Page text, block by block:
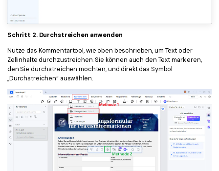
Schritt 2. Durchstreichen anwenden
Nutze das Kommentartool, wie oben beschrieben, um Text oder
Zellinhalte durchzustreichen. Sie können auch den Text markieren,
den Sie durchstreichen möchten, und direkt das Symbol
„Durchstreichen“ auswählen.